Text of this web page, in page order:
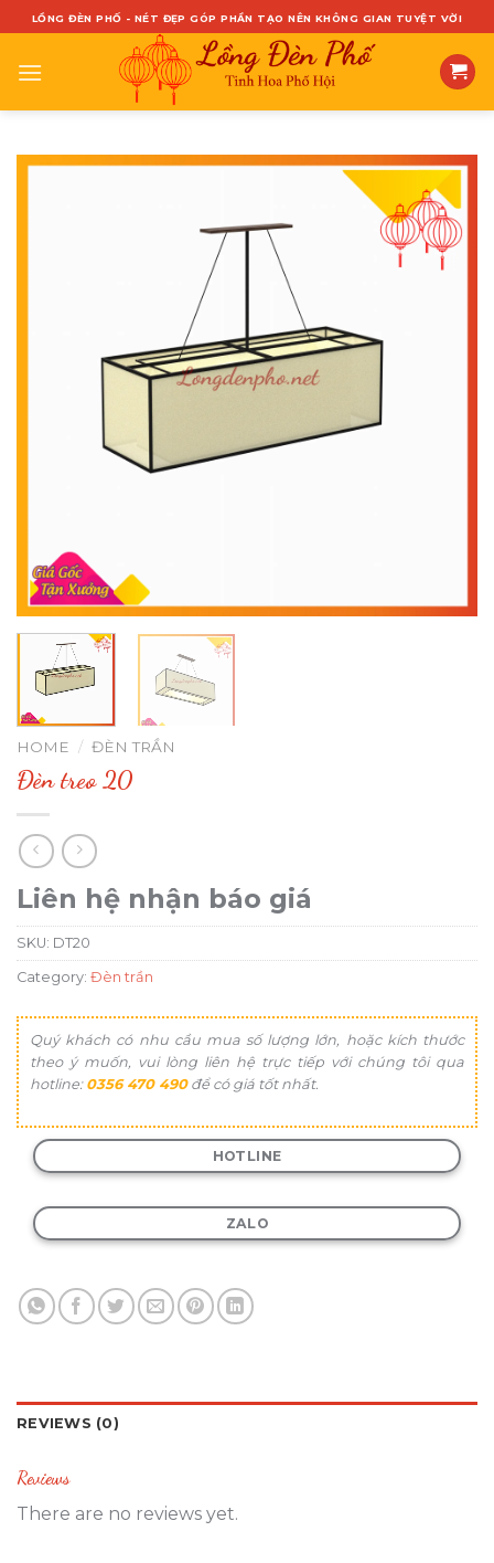
Skip
content
LỒNG ĐÈN PHỐ - NÉT ĐẸP GÓP PHẦN TẠO NÊN KHÔNG GIAN TUYỆT VỜI
HOME / ĐÈN TRẦN
Đèn treo 20
Liên hệ nhận báo giá
SKU: DT20
Category: Đèn trần
Quý khách có nhu cầu mua số lượng lớn, hoặc kích thước
theo ý muốn, vui lòng liên hệ trực tiếp với chúng tôi qua
hotline: 0356 470 490để có giá tốt nhất.
HOTLINE
ZALO
REVIEWS (0)
Reviews
There are no reviews yet.